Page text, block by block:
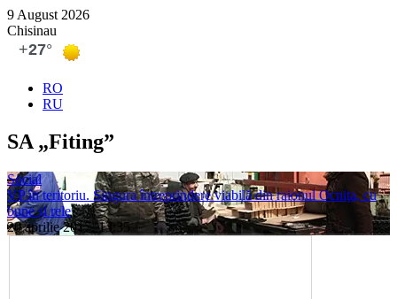
9 August 2026
Chisinau
RO
RU
SA „Fiting”
Social
VP în teritoriu. Singura întreprindere viabilă din raionul Ocniţa, cu
bune și rele
20 aprilie 2017, 13:35